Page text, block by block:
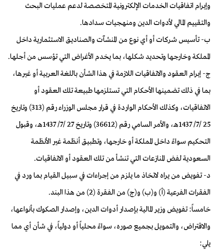
وإبرام اتفاقيات الخدمات الإلكترونية المتخصصة لدعم عمليات البحث
والتقييم المالي لأدوات الدين ومنهجيات سدادها.
ب- تأسيس شركات أو أي نوع من المنشآت والصناديق الاستثمارية داخل
المملكة وخارجها وتحديد شكلها، بما يخدم الأغراض التي تؤسس من أجلها.
ج- إبرام العقود والاتفاقيات اللازمة في هذا الشأن باللغة العربية أو غيرها،
بما في ذلك تضمينها الأحكام التي تستلزمها طبيعة تلك العقود أو
الاتفاقيات، وكذلك الأحكام الواردة في قرار مجلس الوزراء رقم (313) وتاريخ
25 /7/ 1437هـ، والأمر السامي رقم (36612) وتاريخ 27 /7/ 1437هـ، وقبول
التحكيم سواءً داخل المملكة أو خارجها، وتطبيق أنظمة غير الأنظمة
السعودية لفض المنازعات التي تنشأ من تلك العقود أو الاتفاقيات.
د- تفويض من يراه لاتخاذ ما يلزم من إجراءات في سبيل القيام بما ورد في
الفقرات الفرعية (أ) و(ب) و(ج) من الفقرة (2) من هذا البند.
خامساً: تفويض وزير المالية بإصدار أدوات الدين، وإصدار الصكوك بأنواعها،
والاقتراض، والتمويل بجميع صوره، سواءً محلياً أو دولياً، في شأن أي مما
يلي: